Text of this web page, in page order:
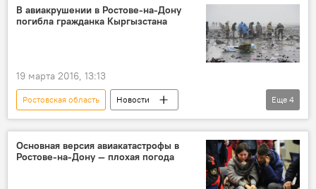
Авиакатастрофа в Ростове-на-Дону, среди 62 погибших — гражданка КР
В авиакрушении в Ростове-на-Дону
погибла гражданка Кыргызстана
19 марта 2016, 13:13
Ростовская область
Новости
Кыргызстан
Происшествия
самолет
крушение
Авиакатастрофа в Ростове-на-Дону, среди 62 погибших — гражданка КР
Еще 4
Основная версия авиакатастрофы в
Ростове-на-Дону — плохая погода